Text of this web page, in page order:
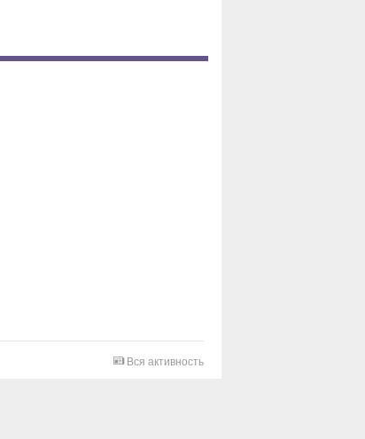
Вся активность